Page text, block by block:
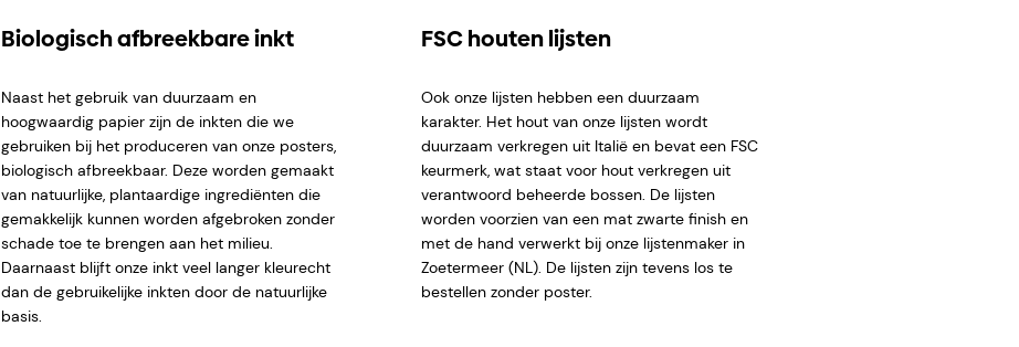
Biologisch afbreekbare inkt
Naast het gebruik van duurzaam en
hoogwaardig papier zijn de inkten die we
gebruiken bij het produceren van onze posters,
biologisch afbreekbaar. Deze worden gemaakt
van natuurlijke, plantaardige ingrediënten die
gemakkelijk kunnen worden afgebroken zonder
schade toe te brengen aan het milieu.
Daarnaast blijft onze inkt veel langer kleurecht
dan de gebruikelijke inkten door de natuurlijke
basis.
FSC houten lijsten
Ook onze lijsten hebben een duurzaam
karakter. Het hout van onze lijsten wordt
duurzaam verkregen uit Italië en bevat een FSC
keurmerk, wat staat voor hout verkregen uit
verantwoord beheerde bossen. De lijsten
worden voorzien van een mat zwarte finish en
met de hand verwerkt bij onze lijstenmaker in
Zoetermeer (NL). De lijsten zijn tevens los te
bestellen zonder poster.